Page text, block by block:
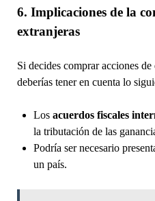
6. Implicaciones de la
extranjeras
Si decides comprar acciones
deberías tener en cuenta lo
Los acuerdos fiscales
la tributación de las
Podría ser necesario
un país.